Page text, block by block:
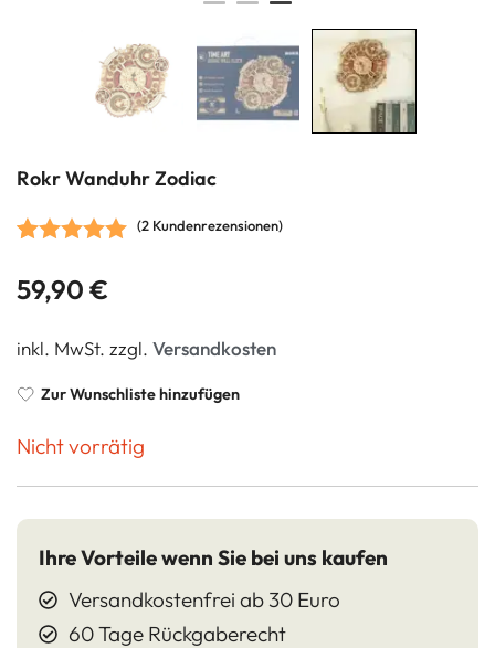
Rokr Wanduhr Zodiac
5.00von 5,
auf
Kundenbewertungen
(2Kundenrezensionen)
59,90 €
inkl. MwSt. zzgl. Versandkosten
Zur Wunschliste hinzufügen
Nicht vorrätig
Ihre Vorteile wenn Sie bei uns kaufen
Versandkostenfrei ab 30 Euro
60 Tage Rückgaberecht